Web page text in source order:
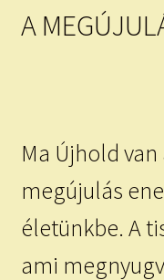
IRATKOZZ FEL A
A
Ma Újhold
megújulás
életünkbe. A
ami